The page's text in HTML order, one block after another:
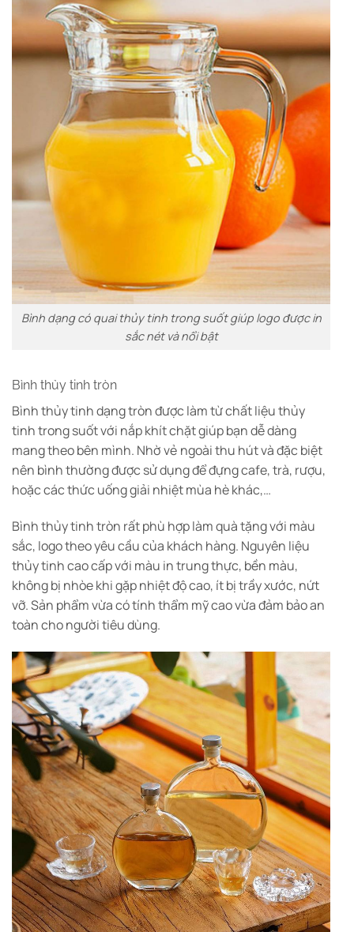
Bình dạng có quai thủy tinh trong suốt giúp logo được in
sắc nét và nổi bật
Bình thủy tinh tròn
Bình thủy tinh dạng tròn được làm từ chất liệu thủy
tinh trong suốt với nắp khít chặt giúp bạn dễ dàng
mang theo bên mình. Nhờ vẻ ngoài thu hút và đặc biệt
nên bình thường được sử dụng để đựng cafe, trà, rượu,
hoặc các thức uống giải nhiệt mùa hè khác,…
Bình thủy tinh tròn rất phù hợp làm quà tặng với màu
sắc, logo theo yêu cầu của khách hàng. Nguyên liệu
thủy tinh cao cấp với màu in trung thực, bền màu,
không bị nhòe khi gặp nhiệt độ cao, ít bị trầy xước, nứt
vỡ. Sản phẩm vừa có tính thẩm mỹ cao vừa đảm bảo an
toàn cho người tiêu dùng.